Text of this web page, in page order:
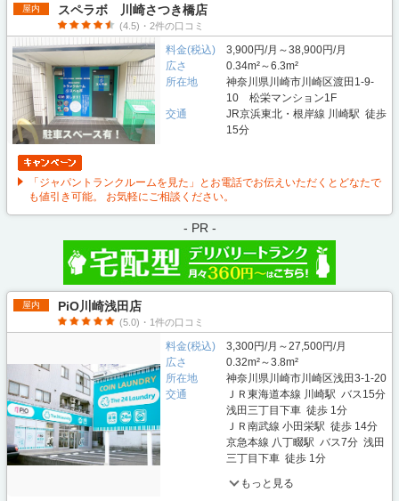
屋内 スペラボ 川崎さつき橋店
(4.5)・2件の口コミ
料金(税込)
3,900円/月～38,900円/月
広さ
0.34m²～6.3m²
所在地
神奈川県川崎市川崎区渡田1-9-
10 松栄マンション1F
交通
JR京浜東北・根岸線 川崎駅 徒歩
15分
「ジャパントランクルームを見た」とお電話でお伝えいただくとどなたで
も値引き可能。 お気軽にご相談ください。
- PR -
屋内 PiO川崎浅田店
(5.0)・1件の口コミ
料金(税込)
3,300円/月～27,500円/月
広さ
0.32m²～3.8m²
所在地
神奈川県川崎市川崎区浅田3-1-20
交通
ＪＲ東海道本線 川崎駅 バス15分
浅田三丁目下車 徒歩 1分
ＪＲ南武線 小田栄駅 徒歩 14分
京急本線 八丁畷駅 バス7分 浅田
三丁目下車 徒歩 1分
もっと見る